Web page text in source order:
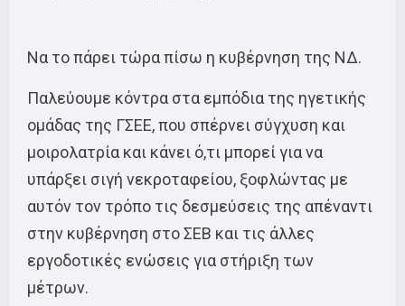
Να το πάρει τώρα πίσω η κυβέρνηση της ΝΔ.
Παλεύουμε κόντρα στα εμπόδια της ηγετικής
ομάδας της ΓΣΕΕ, που σπέρνει σύγχυση και
μοιρολατρία και κάνει ό,τι μπορεί για να
υπάρξει σιγή νεκροταφείου, ξοφλώντας με
αυτόν τον τρόπο τις δεσμεύσεις της απέναντι
στην κυβέρνηση στο ΣΕΒ και τις άλλες
εργοδοτικές ενώσεις για στήριξη των
μέτρων.